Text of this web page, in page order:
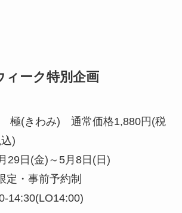
ィーク特別企画
極(きわみ) 通常価格1,880円(税
)
29日(金)～5月8日(日)
定・事前予約制
14:30(LO14:00)